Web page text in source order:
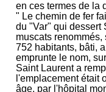
en ces termes de la
" Le chemin de fer
du "Var" qui dessert
muscats
752 habitants, bâti,
emprunte le nom,
Saint Laurent a
l'emplacement était
âge, par l'hôpital